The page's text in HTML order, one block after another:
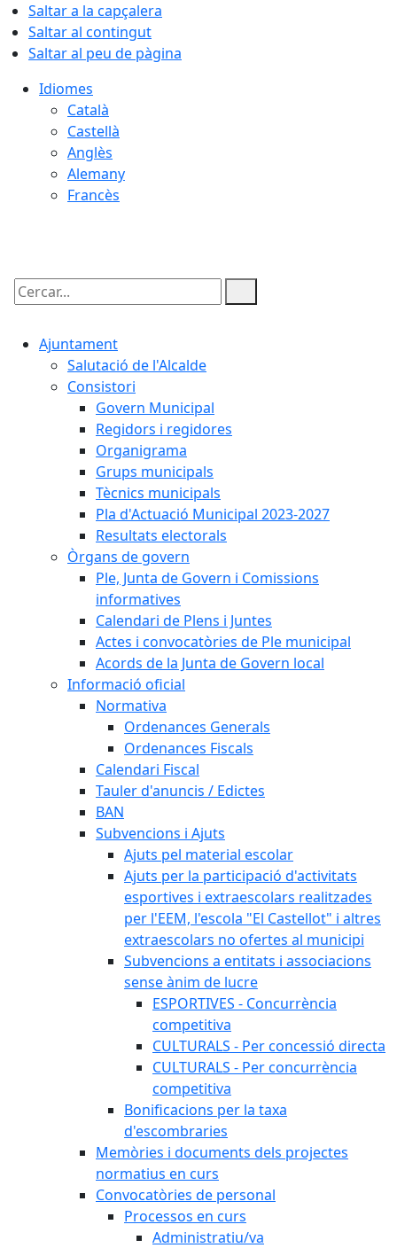
Saltar a la capçalera
Saltar al contingut
Saltar al peu de pàgina
Idiomes
Català
Castellà
Anglès
Alemany
Francès
Cercar:
Ajuntament
Salutació de l'Alcalde
Consistori
Govern Municipal
Regidors i regidores
Organigrama
Grups municipals
Tècnics municipals
Pla d'Actuació Municipal 2023-2027
Resultats electorals
Òrgans de govern
Ple, Junta de Govern i Comissions
informatives
Calendari de Plens i Juntes
Actes i convocatòries de Ple municipal
Acords de la Junta de Govern local
Informació oficial
Normativa
Ordenances Generals
Ordenances Fiscals
Calendari Fiscal
Tauler d'anuncis / Edictes
BAN
Subvencions i Ajuts
Ajuts pel material escolar
Ajuts per la participació d'activitats
esportives i extraescolars realitzades
per l'EEM, l'escola "El Castellot" i altres
extraescolars no ofertes al municipi
Subvencions a entitats i associacions
sense ànim de lucre
ESPORTIVES - Concurrència
competitiva
CULTURALS - Per concessió directa
CULTURALS - Per concurrència
competitiva
Bonificacions per la taxa
d'escombraries
Memòries i documents dels projectes
normatius en curs
Convocatòries de personal
Processos en curs
Administratiu/va